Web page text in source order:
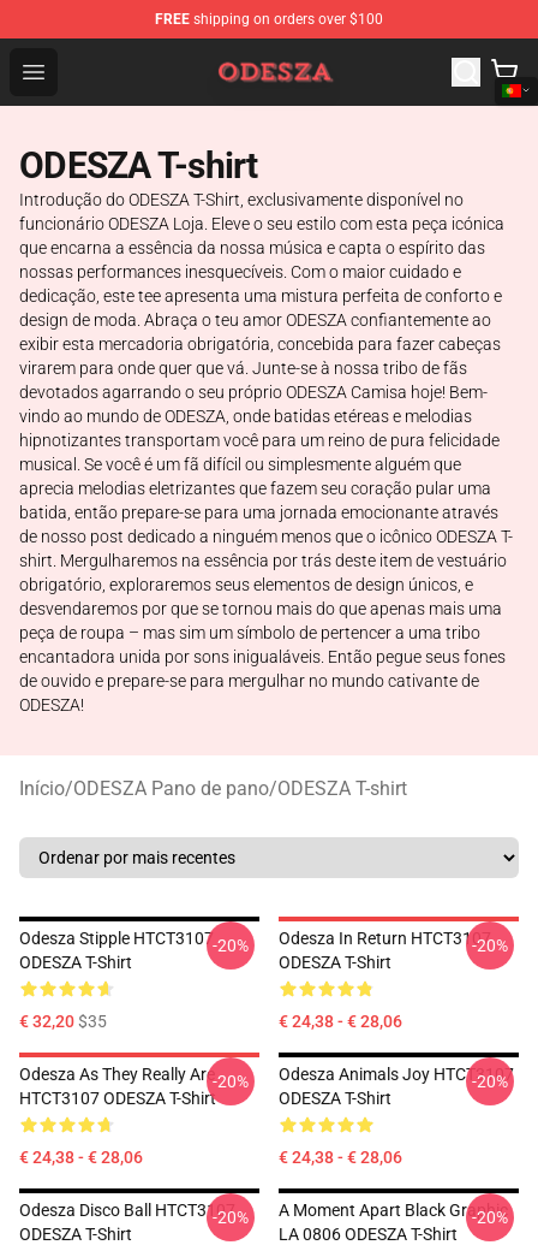
FREE shipping on orders over $100
Open menu
ODESZA Shop - Official ODESZA Merchandise Store
ODESZA T-shirt
Introdução do ODESZA T-Shirt, exclusivamente disponível no
funcionário ODESZA Loja. Eleve o seu estilo com esta peça icónica
que encarna a essência da nossa música e capta o espírito das
nossas performances inesquecíveis. Com o maior cuidado e
dedicação, este tee apresenta uma mistura perfeita de conforto e
design de moda. Abraça o teu amor ODESZA confiantemente ao
exibir esta mercadoria obrigatória, concebida para fazer cabeças
virarem para onde quer que vá. Junte-se à nossa tribo de fãs
devotados agarrando o seu próprio ODESZA Camisa hoje! Bem-
vindo ao mundo de ODESZA, onde batidas etéreas e melodias
hipnotizantes transportam você para um reino de pura felicidade
musical. Se você é um fã difícil ou simplesmente alguém que
aprecia melodias eletrizantes que fazem seu coração pular uma
batida, então prepare-se para uma jornada emocionante através
de nosso post dedicado a ninguém menos que o icônico ODESZA T-
shirt. Mergulharemos na essência por trás deste item de vestuário
obrigatório, exploraremos seus elementos de design únicos, e
desvendaremos por que se tornou mais do que apenas mais uma
peça de roupa – mas sim um símbolo de pertencer a uma tribo
encantadora unida por sons inigualáveis. Então pegue seus fones
de ouvido e prepare-se para mergulhar no mundo cativante de
ODESZA!
Início/ODESZA Pano de pano/ODESZA T-shirt
Odesza Stipple HTCT3107
ODESZA T-Shirt
€ 32,20$35
-20%
Odesza In Return HTCT3107
ODESZA T-Shirt
€ 24,38 - € 28,06
-20%
Odesza As They Really Are
HTCT3107 ODESZA T-Shirt
€ 24,38 - € 28,06
-20%
Odesza Animals Joy HTCT3107
ODESZA T-Shirt
€ 24,38 - € 28,06
-20%
Odesza Disco Ball HTCT3107
ODESZA T-Shirt
-20%
A Moment Apart Black Graphic
LA 0806 ODESZA T-Shirt
-20%